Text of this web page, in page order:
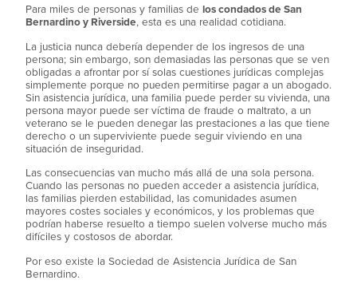
Para miles de personas y familias de los condados de San
Bernardino y Riverside, esta es una realidad cotidiana.
La justicia nunca debería depender de los ingresos de una
persona; sin embargo, son demasiadas las personas que se ven
obligadas a afrontar por sí solas cuestiones jurídicas complejas
simplemente porque no pueden permitirse pagar a un abogado.
Sin asistencia jurídica, una familia puede perder su vivienda, una
persona mayor puede ser víctima de fraude o maltrato, a un
veterano se le pueden denegar las prestaciones a las que tiene
derecho o un superviviente puede seguir viviendo en una
situación de inseguridad.
Las consecuencias van mucho más allá de una sola persona.
Cuando las personas no pueden acceder a asistencia jurídica,
las familias pierden estabilidad, las comunidades asumen
mayores costes sociales y económicos, y los problemas que
podrían haberse resuelto a tiempo suelen volverse mucho más
difíciles y costosos de abordar.
Por eso existe la Sociedad de Asistencia Jurídica de San
Bernardino.